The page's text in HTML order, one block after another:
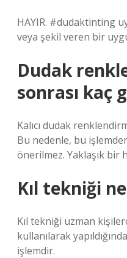
HAYIR. #dudaktinting
veya şekil veren bir
Dudak
sonrası kaç
Kalıcı dudak
Bu nedenle, bu
önerilmez. Yaklaşık bir
Kıl tekniği
Kıl tekniği uzman
kullanılarak
işlemdir.